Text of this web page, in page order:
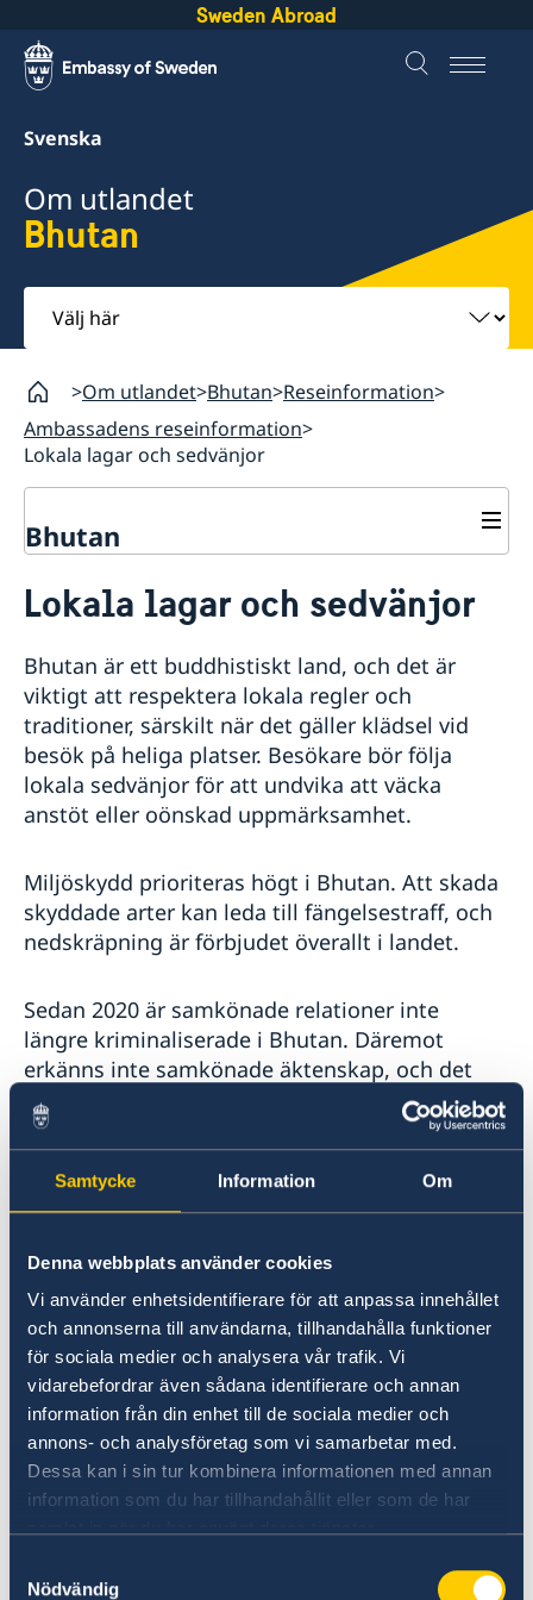
Samtycke Information Om
Denna webbplats använder cookies
Vi använder enhetsidentifierare för att anpassa innehållet
och annonserna till användarna, tillhandahålla funktioner
för sociala medier och analysera vår trafik. Vi
vidarebefordrar även sådana identifierare och annan
information från din enhet till de sociala medier och
annons- och analysföretag som vi samarbetar med.
Dessa kan i sin tur kombinera informationen med annan
information som du har tillhandahållit eller som de har
Nödvändig
Sweden Abroad
Svenska
Om utlandet
Bhutan
Välj
här
Om utlandet Bhutan Reseinformation
Ambassadens reseinformation
Lokala lagar och sedvänjor
Bhutan
Hjälp till svenskar i Bhutan
Advokatlista
Akut hjälp
Pass i Bhutan
Ambassadens reseinformation
Aktuella händelser
Allmänna säkerhetsläget
Terrorism
Naturförhållanden och katastrofer
In- och utresebestämmelser
Lokala lagar och sedvänjor
Kriminalitet och personlig säkerhet
Trafiksäkerhet
Allmänna råd till svenskar
Lokala lagar och sedvänjor
Bhutan är ett buddhistiskt land, och det är
viktigt att respektera lokala regler och
traditioner, särskilt när det gäller klädsel vid
besök på heliga platser. Besökare bör följa
lokala sedvänjor för att undvika att väcka
anstöt eller oönskad uppmärksamhet.
Miljöskydd prioriteras högt i Bhutan. Att skada
skyddade arter kan leda till fängelsestraff, och
nedskräpning är förbjudet överallt i landet.
Sedan 2020 är samkönade relationer inte
längre kriminaliserade i Bhutan. Däremot
erkänns inte samkönade äktenskap, och det
finns inget juridiskt erkännande av
transpersoner.
Narkotikabrott betraktas som allvarliga i
långa fängelsestraff och höga böter.
Det var olagligt att sälja eller köpa
tobaksprodukter i Bhutan fram till 2020. Det är
nu lagligt, men rökning ses fortfarande inte
som något positivt. Var noga med var du röker
– till exempel kan rökning nära religiösa platser
vara stötande. Läs mer om införsel av
produkter som tobak hos lokala myndigheter:
Department of Revenue & Customs
.